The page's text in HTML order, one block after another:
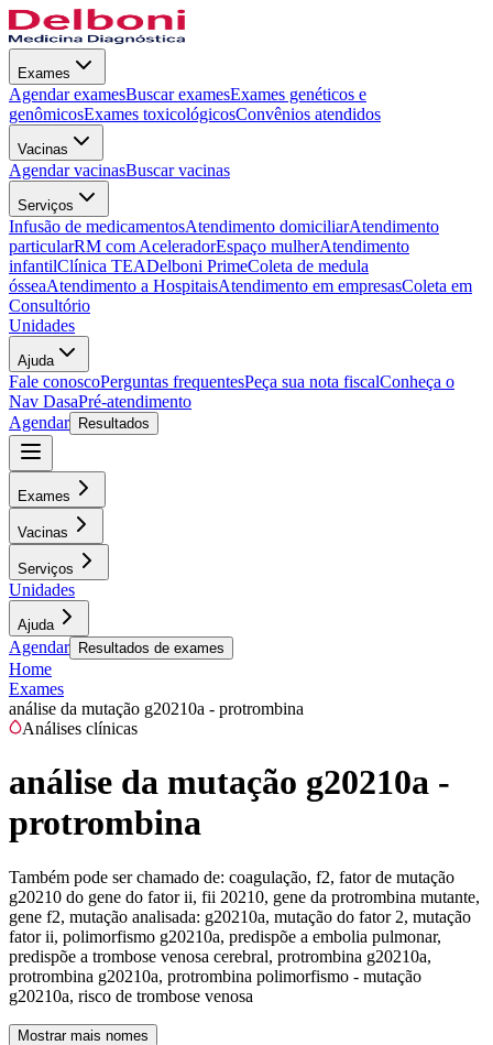
Exames
Agendar examesBuscar examesExames genéticos e
genômicosExames toxicológicosConvênios atendidos
Vacinas
Agendar vacinasBuscar vacinas
Serviços
Infusão de medicamentosAtendimento domiciliarAtendimento
particularRM com AceleradorEspaço mulherAtendimento
infantilClínica TEADelboni PrimeColeta de medula
ósseaAtendimento a HospitaisAtendimento em empresasColeta em
Consultório
Unidades
Ajuda
Fale conoscoPerguntas frequentesPeça sua nota fiscalConheça o
Nav DasaPré-atendimento
Agendar
Resultados
Exames
Vacinas
Serviços
Unidades
Ajuda
Agendar Resultados de exames
Home
Exames
análise da mutação g20210a - protrombina
Análises clínicas
análise da mutação g20210a -
protrombina
Também pode ser chamado de: coagulação, f2, fator de mutação
g20210 do gene do fator ii, fii 20210, gene da protrombina mutante,
gene f2, mutação analisada: g20210a, mutação do fator 2, mutação
fator ii, polimorfismo g20210a, predispõe a embolia pulmonar,
predispõe a trombose venosa cerebral, protrombina g20210a,
protrombina g20210a, protrombina polimorfismo - mutação
g20210a, risco de trombose venosa
Mostrar mais nomes